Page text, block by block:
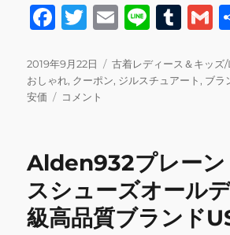
F
c
e
o
k
T
it
te
E
ai
l
Li
e
T
m
bl l
投
稿
日:
2019年9月22日
カ
テ
古着レディース＆キッ
おしゃれ, クーポン, ジルスチュアート , ブラ
安価
JILL
ル
ッ
プ
パ
コメント
Alden932プレーン
スシューズオール
級高品質ブランド